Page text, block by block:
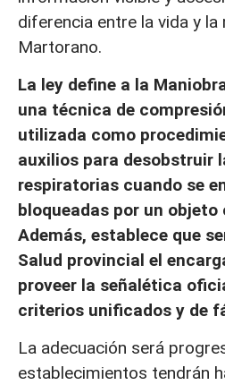
diferencia entre la vida y la
Martorano.
La ley define a la
una técnica de
utilizada como
auxilios para desobstruir
respiratorias cuando se
bloqueadas por un objeto
Además, establece que
Salud provincial el
proveer la señalética
criterios unificados y de
La adecuación será
establecimientos tendrán